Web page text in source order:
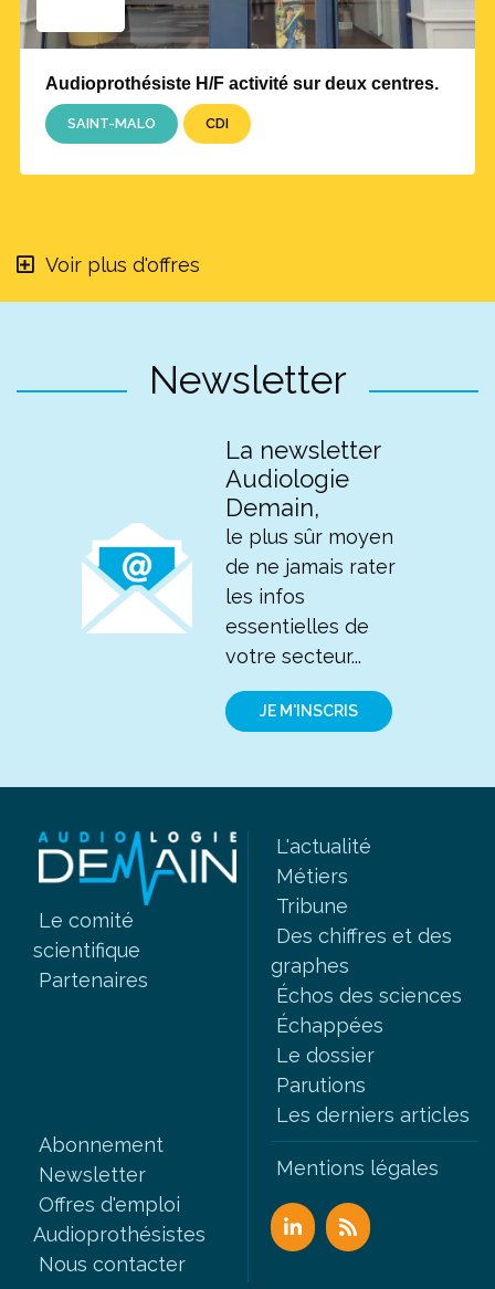
Audioprothésiste H/F activité sur deux centres.
SAINT-MALO CDI
Voir plus d'offres
Newsletter
La newsletter
Audiologie
Demain,
le plus sûr moyen
de ne jamais rater
les infos
essentielles de
votre secteur...
JE M'INSCRIS
Le comité
scientifique
Partenaires
L'actualité
Métiers
Tribune
Des chiffres et des
graphes
Échos des sciences
Échappées
Le dossier
Parutions
Les derniers articles
Abonnement
Newsletter
Offres d'emploi
Audioprothésistes
Nous contacter
Mentions légales